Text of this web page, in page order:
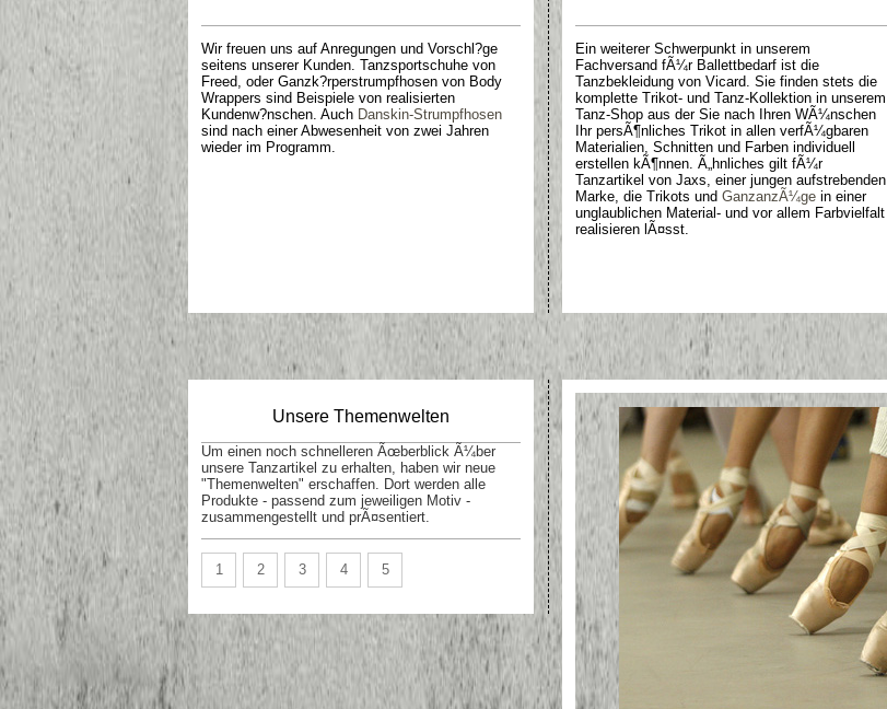
Wir freuen uns auf Anregungen und Vorschl?ge
seitens unserer Kunden. Tanzsportschuhe von
Freed, oder Ganzk?rperstrumpfhosen von Body
Wrappers sind Beispiele von realisierten
Kundenw?nschen. Auch Danskin-Strumpfhosen
sind nach einer Abwesenheit von zwei Jahren
wieder im Programm.
Ein weiterer Schwerpunkt in unserem
Fachversand fÃ¼r Ballettbedarf ist die
Tanzbekleidung von Vicard. Sie finden stets die
komplette Trikot- und Tanz-Kollektion in unserem
Tanz-Shop aus der Sie nach Ihren WÃ¼nschen
Ihr persÃ¶nliches Trikot in allen verfÃ¼gbaren
Materialien, Schnitten und Farben individuell
erstellen kÃ¶nnen. Ã„hnliches gilt fÃ¼r
Tanzartikel von Jaxs, einer jungen aufstrebenden
Marke, die Trikots und GanzanzÃ¼ge in einer
unglaublichen Material- und vor allem Farbvielfalt
realisieren lÃ¤sst.
Unsere Themenwelten
Um einen noch schnelleren Ãœberblick Ã¼ber
unsere Tanzartikel zu erhalten, haben wir neue
"Themenwelten" erschaffen. Dort werden alle
Produkte - passend zum jeweiligen Motiv -
zusammengestellt und prÃ¤sentiert.
1 2 3 4 5